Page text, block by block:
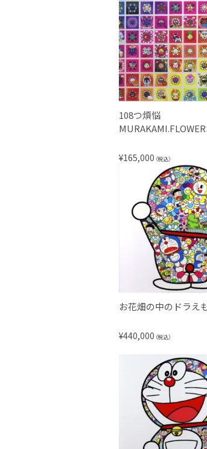
108つ煩悩
¥165,000 （税込）
お花畑の中のドラえ
¥440,000 （税込）